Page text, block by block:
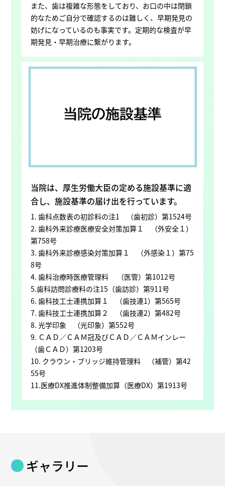
また、歯は複雑な形態をしており、お口の中は閉鎖
的なためご自分で確認するのは難しく、早期発見の
妨げになっているのも事実です。定期的な検査が早
期発見・早期治療に繋がります。
当院は、厚生労働大臣の定める施設基準に適
合し、施設基準の届け出を行っています。
1. 歯科点数表の初診料の注1 （歯初診）第1524号
2. 歯科外来診療医療安全対策加算１ （外安全１）
第758号
3. 歯科外来診療感染対策加算１ （外感染１）第75
8号
4. 歯科治療時医療管理料 （医管）第1012号
5.歯科訪問診療料の注15（歯訪診）第911号
6. 歯科技工士連携加算１ （歯技連1）第565号
7. 歯科技工士連携加算２ （歯技連2）第482号
8. 光学印象 （光印象）第552号
9. ＣＡＤ／ＣＡＭ冠及びＣＡＤ／ＣＡＭインレー
（歯ＣＡＤ）第1203号
10. クラウン・ブリッジ維持管理料 （補管）第42
55号
11.医療DX推進体制整備加算（医療DX）第1913号
ギャラリー